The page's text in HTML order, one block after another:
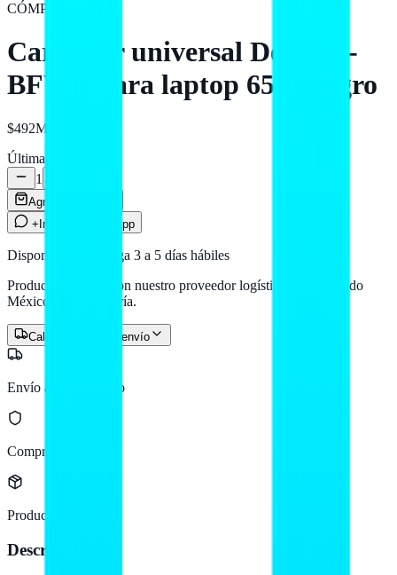
CÓMPUTO
Cargador universal Dell 450-
BFWZ para laptop 65W negro
$492MXN
Últimas
1
Agregar al carrito
+Info por WhatsApp
Disponible — entrega 3 a 5 días hábiles
Producto en stock con nuestro proveedor logístico. Llega a todo
México por paquetería.
Calcular costo de envío
Envío a todo México
Compra protegida
Producto original
Descripción